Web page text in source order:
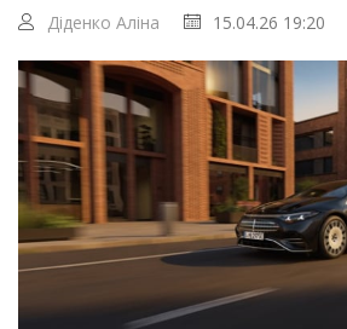
Діденко Аліна 15.04.26 19:20